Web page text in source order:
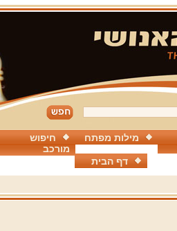
חיפוש
מורכב
מילות מפתח
דף הבית